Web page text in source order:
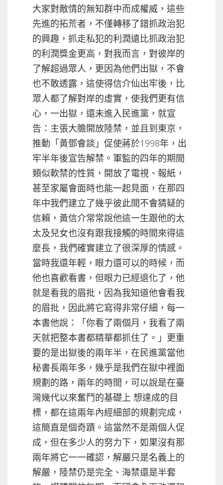
大家對敵情的無知群中而成權威，這些
先進的拓荒者，不僅轉移了錯抓政治犯
的興趣，抓走私犯的利潤遠比抓政治犯
的利潤獎金更高，對我而言，對彼岸的
了解超過眾人，更因為他們出獄，不會
也不敢透露，這使得信介仙出牢後，比
眾人都了解對岸的虛實，使我們更有信
心，一出獄，還未進入民進黨，就宣
告：主張大膽開放陸禁，並且到東京，
推動「黃鄧會談」促使蔣於1998年，出
牢半年後宣告解禁。軍監的四年的期間
類似軟禁的性質，開放了電視、報紙，
甚至家屬會面時也能一起見面，在那四
年中我們建立了幾乎彼此間不會猜疑的
信賴，黃信介常常說他這一生跟他的太
太及兒女也沒有跟我接觸的時間來得這
麼長，我們確實建立了很深厚的情感。
當時我還年輕，眼力還可以的時候，而
他也喜歡看書，但眼力已經退化了，他
就是看我的眉批，因為我知道他會看我
的眉批，因此將它寫得非常仔細，每一
本書他說：「你看了兩個月，我看了兩
天就把整本書都精華都抓住了。」更重
要的是出獄後的兩年半，在民進黨當他
秘書長兩年多，幾乎是我們在獄中裡面
規劃的路，兩年的時間，可以說是在臺
灣幾代以來奮鬥的基礎上 想達成的目
標，都在這兩年內經細部的規劃完成，
這簡直是個奇蹟。這當然不是兩個人促
成，但在多少人的努力下，如果沒有那
兩年將它一一確認，解嚴只是名義上的
解嚴，陸禁仍是完全、海禁還是半套